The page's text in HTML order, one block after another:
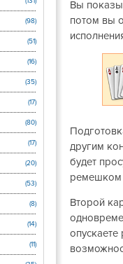
(98)
(51)
(16)
(35)
(17)
(80)
(17)
(20)
(53)
(8)
(14)
(11)
Вы
потом вы
другим
будет
ремешком
Второй
опускаете